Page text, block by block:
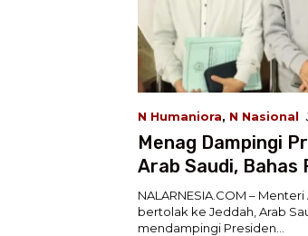
N Humaniora, N Nasional
Menag Dampingi
Arab Saudi, Bahas
Perkampungan
NALARNESIA.COM –
bertolak ke Jeddah, Arab
mendampingi Presiden…